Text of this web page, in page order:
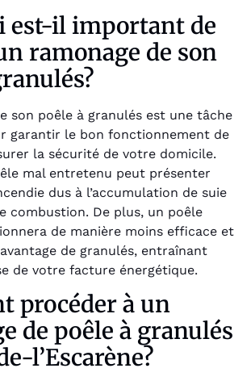
est-il important de
ramonage de son
son poêle à granulés est une tâche
garantir le bon fonctionnement de
la sécurité de votre domicile.
mal entretenu peut présenter
dus à l’accumulation de suie
combustion. De plus, un poêle
de manière moins efficace et
de granulés, entraînant
de votre facture énergétique.
procéder à un
de poêle à granulés
l’Escarène?